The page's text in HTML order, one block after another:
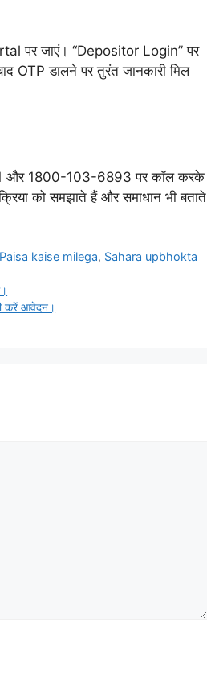
पर जाएं। “Depositor Login” पर
OTP डालने पर तुरंत जानकारी मिल
और 1800-103-6893 पर कॉल करके
को समझाते हैं और समाधान भी बताते
kaise milega, Sahara upbhokta
करें आवेदन।